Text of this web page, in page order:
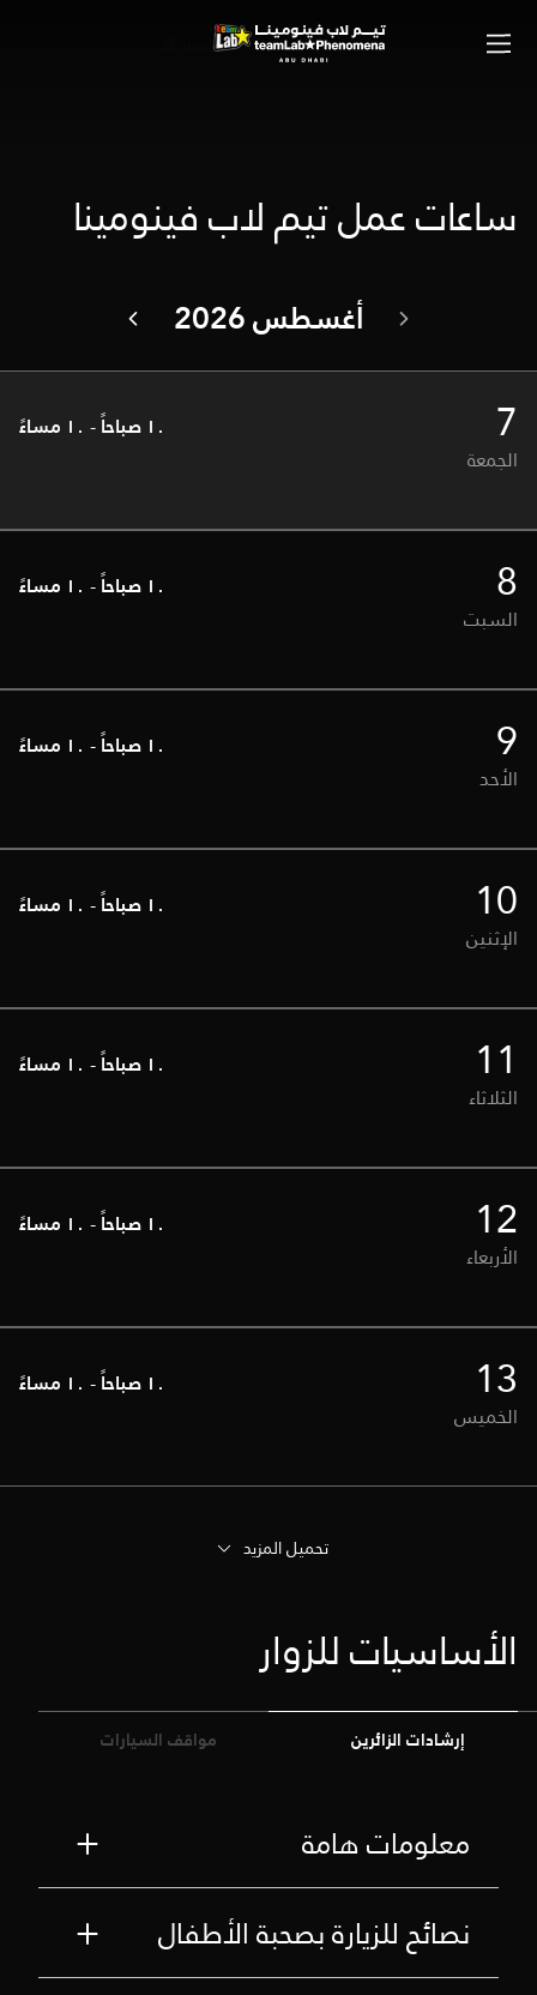
ساعات عمل تيم لاب فينومينا
أغسطس 2026
7
الجمعة
١٠ صباحاً - ١٠ مساءً
8
السبت
١٠ صباحاً - ١٠ مساءً
9
الأحد
١٠ صباحاً - ١٠ مساءً
10
الإثنين
١٠ صباحاً - ١٠ مساءً
11
الثلاثاء
١٠ صباحاً - ١٠ مساءً
12
الأربعاء
١٠ صباحاً - ١٠ مساءً
13
الخميس
١٠ صباحاً - ١٠ مساءً
تحميل المزيد
الأساسيات للزوار
إرشادات الزائرين مواقف السيارات
معلومات هامة
نصائح للزيارة بصحبة الأطفال